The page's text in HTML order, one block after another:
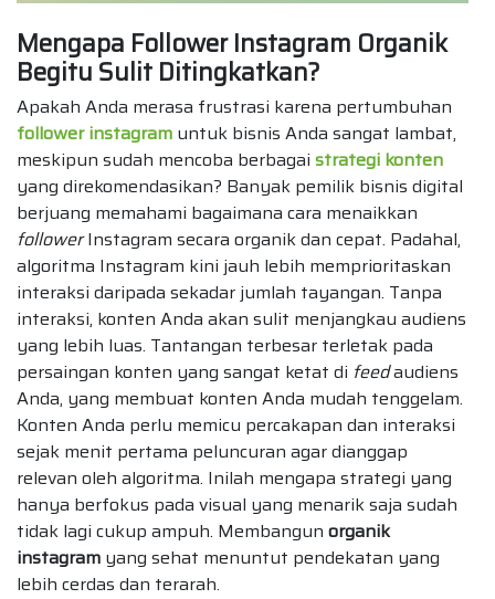
Mengapa Follower Instagram Organik
Begitu Sulit Ditingkatkan?
Apakah Anda merasa frustrasi karena pertumbuhan
follower instagram untuk bisnis Anda sangat lambat,
meskipun sudah mencoba berbagai strategi konten
yang direkomendasikan? Banyak pemilik bisnis digital
berjuang memahami bagaimana cara menaikkan
followerInstagram secara organik dan cepat. Padahal,
algoritma Instagram kini jauh lebih memprioritaskan
interaksi daripada sekadar jumlah tayangan. Tanpa
interaksi, konten Anda akan sulit menjangkau audiens
yang lebih luas. Tantangan terbesar terletak pada
persaingan konten yang sangat ketat di feedaudiens
Anda, yang membuat konten Anda mudah tenggelam.
Konten Anda perlu memicu percakapan dan interaksi
sejak menit pertama peluncuran agar dianggap
relevan oleh algoritma. Inilah mengapa strategi yang
hanya berfokus pada visual yang menarik saja sudah
tidak lagi cukup ampuh. Membangun organik
instagram yang sehat menuntut pendekatan yang
lebih cerdas dan terarah.